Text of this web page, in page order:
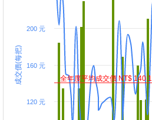
成交價(每把)
120 元
160 元
200 元
全年度平均成交價 NT$ 140.1